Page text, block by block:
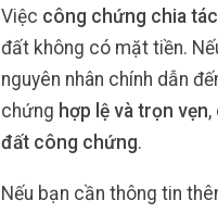
Việc công chứng chia
đất không có mặt tiền.
nguyên nhân chính dẫn
chứng hợp lệ và trọn vẹn,
đất công chứng.
Nếu bạn cần thông tin